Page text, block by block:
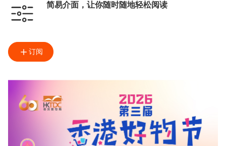
简易介面，让你随时随地轻松阅读
订阅